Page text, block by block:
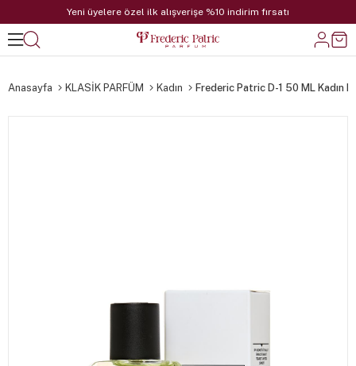
Yeni üyelere özel ilk alışverişe %10 indirim fırsatı
Anasayfa KLASİK PARFÜM Kadın Frederic Patric D-1 50 ML Kadın